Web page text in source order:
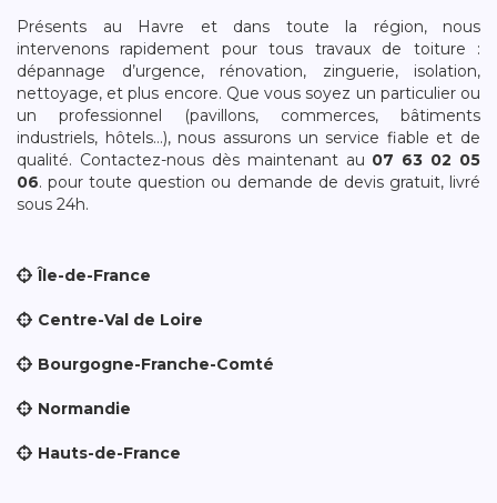
Présents au Havre et dans toute la région, nous
intervenons rapidement pour tous travaux de toiture :
dépannage d’urgence, rénovation, zinguerie, isolation,
nettoyage, et plus encore. Que vous soyez un particulier ou
un professionnel (pavillons, commerces, bâtiments
industriels, hôtels…), nous assurons un service fiable et de
qualité. Contactez-nous dès maintenant au 07 63 02 05
06. pour toute question ou demande de devis gratuit, livré
sous 24h.
Île-de-France
Centre-Val de Loire
Bourgogne-Franche-Comté
Normandie
Hauts-de-France